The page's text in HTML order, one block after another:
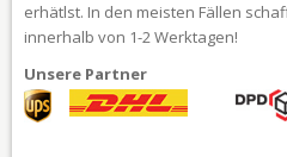
erhätlst. In den meisten Fällen
innerhalb von 1-2 Werktagen!
Unsere Partner